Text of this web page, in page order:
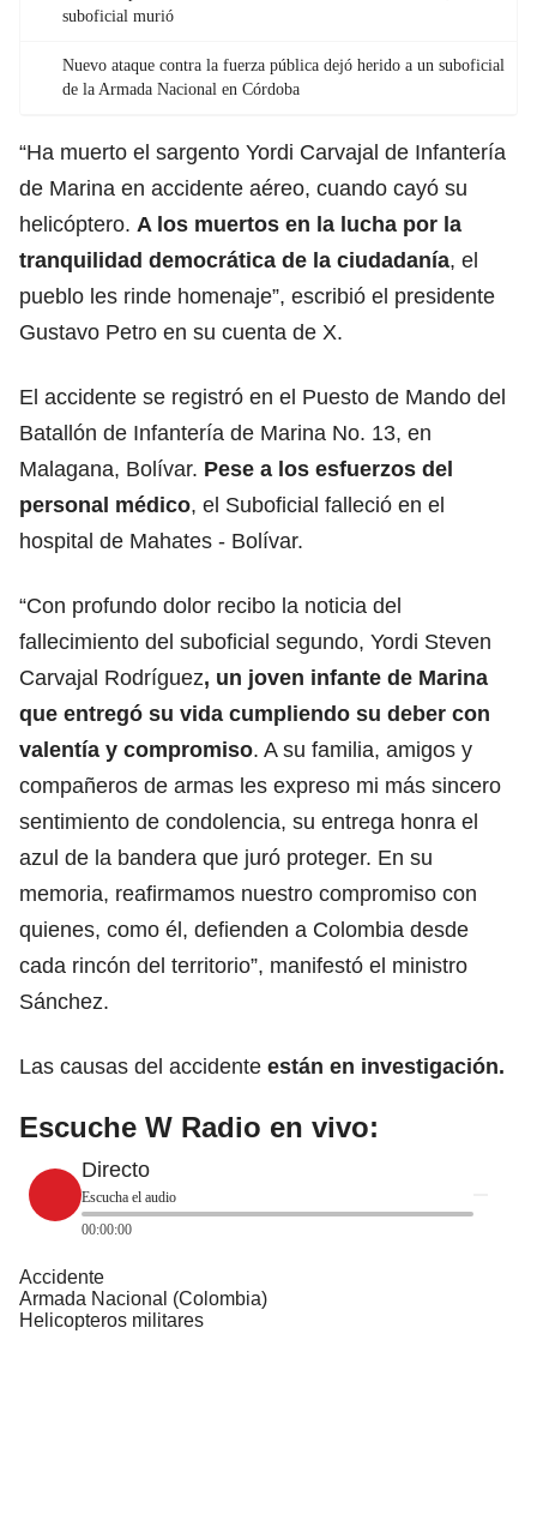
suboficial murió
Nuevo ataque contra la fuerza pública dejó herido a un suboficial
de la Armada Nacional en Córdoba
“Ha muerto el sargento Yordi Carvajal de Infantería
de Marina en accidente aéreo, cuando cayó su
helicóptero. A los muertos en la lucha por la
tranquilidad democrática de la ciudadanía, el
pueblo les rinde homenaje”, escribió el presidente
Gustavo Petro en su cuenta de X.
El accidente se registró en el Puesto de Mando del
Batallón de Infantería de Marina No. 13, en
Malagana, Bolívar. Pese a los esfuerzos del
personal médico, el Suboficial falleció en el
hospital de Mahates - Bolívar.
“Con profundo dolor recibo la noticia del
fallecimiento del suboficial segundo, Yordi Steven
Carvajal Rodríguez, un joven infante de Marina
que entregó su vida cumpliendo su deber con
valentía y compromiso. A su familia, amigos y
compañeros de armas les expreso mi más sincero
sentimiento de condolencia, su entrega honra el
azul de la bandera que juró proteger. En su
memoria, reafirmamos nuestro compromiso con
quienes, como él, defienden a Colombia desde
cada rincón del territorio”, manifestó el ministro
Sánchez.
Las causas del accidente están en investigación.
Escuche W Radio en vivo:
Directo
Escucha el audio
00:00:00
Accidente
Armada Nacional (Colombia)
Helicopteros militares